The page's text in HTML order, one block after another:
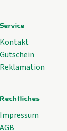
Service
Kontakt
Gutschein
Reklamation
Rechtliches
Impressum
AGB